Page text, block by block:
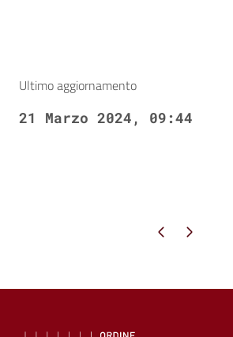
Ultimo aggiornamento
21 Marzo 2024, 09:44
Pagina precedente
Pagina successiva